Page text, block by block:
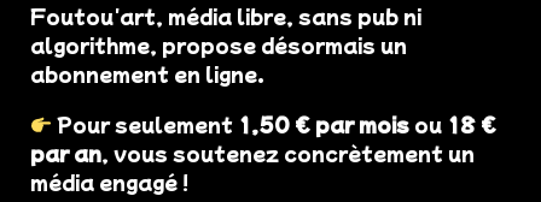
Foutou'art, média libre, sans pub ni
algorithme, propose désormais un
abonnement en ligne.
Pour seulement 1,50 € par mois ou 18 €
par an, vous soutenez concrètement un
média engagé !